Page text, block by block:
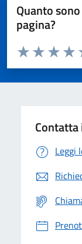
Quanto
pagina?
Domanda
Valuta da 1 a 5
Valuta
Valuta 2
Valuta 1 stelle
Leggi